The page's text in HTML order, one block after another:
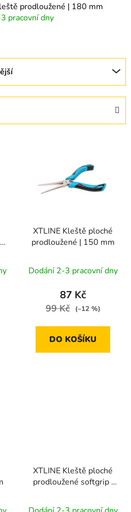
prodloužené | 180 mm
pracovní dny
XTLINE Kleště ploché
prodloužené | 150 mm
Dodání 2-3 pracovní dny
87 Kč
99 Kč (–12 %)
DO KOŠÍKU
XTLINE Kleště ploché
prodloužené softgrip |